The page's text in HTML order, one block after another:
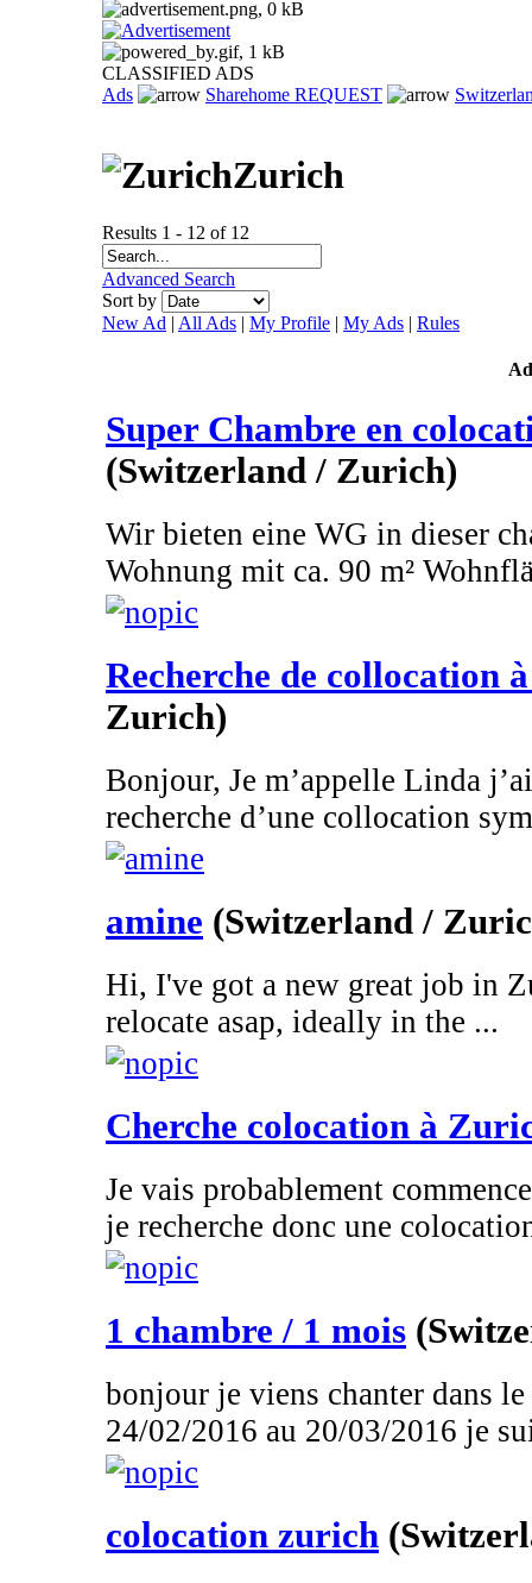
CLASSIFIED ADS
Ads
Sharehome REQUEST
Zurich
Results 1 - 12 of 12
Advanced Search
Sort by
New Ad | All Ads | My Profile | My Ads | Rules
Ad
Super Chambre en
(Switzerland / Zurich)
Wir bieten eine WG in dieser
Wohnung mit ca. 90 m²
Recherche de collocation
Zurich)
Bonjour, Je m’appelle Linda
recherche d’une collocation
amine (Switzerland /
Hi, I've got a new great job in
relocate asap, ideally in the ...
Cherche colocation à
Je vais probablement
je recherche donc une
1 chambre / 1 mois
bonjour je viens chanter dans
24/02/2016 au 20/03/2016 je
colocation zurich